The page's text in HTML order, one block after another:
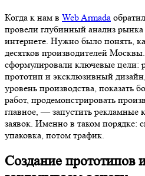
Когда к нам в Web Armada
провели глубинный анализ
интернете. Нужно было понять,
десятков производителей
сформулировали ключевые цели:
прототип и эксклюзивный
уровень производства, показать
работ, продемонстрировать
главное, — запустить рекламные
заявок. Именно в таком порядке:
упаковка, потом трафик.
Создание прототипов